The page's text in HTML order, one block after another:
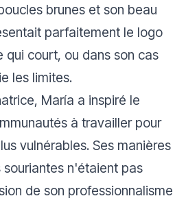
brunes et son beau
parfaitement le logo
qui court, ou dans son cas
les limites.
María a inspiré le
à travailler pour
vulnérables. Ses manières
n'étaient pas
de son professionnalisme